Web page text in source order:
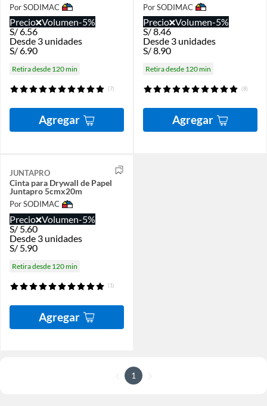
Por SODIMAC
Precio Volumen-5%
S/6.56
Desde 3 unidades
S/6.90
Retira desde 120 min
(7)
Agregar
Por SODIMAC
Precio Volumen-5%
S/8.46
Desde 3 unidades
S/8.90
Retira desde 120 min
(8)
Agregar
JUNTAPRO
Cinta para Drywall de Papel
Juntapro 5cmx20m
Por SODIMAC
Precio Volumen-5%
S/5.60
Desde 3 unidades
S/ 5.90
Retira desde 120 min
(1)
Agregar
1